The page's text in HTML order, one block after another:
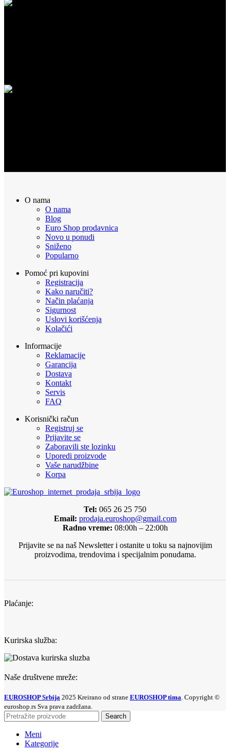
O nama
O nama
Blog
Euro Shop prodavnica
Novo u ponudi
Sniženo
Popularno
Pomoć pri kupovini
Registracija
Kako naručiti?
Način plaćanja
Sigurnost
Uslovi korišćenja
Kolačići
Informacije
Reklamacije
Garancija
Dostava
Kontakt
Servis
FAQ
Korisnički račun
Registruj se
Prijavite se
Zaboravili ste lozinku
Uporedi proizvode
Vaše narudžbine
Korpa
Tel: 065 26 25 750
Email: prodaja.euroshop@gmail.com
Radno vreme: 08:00h – 22:00h
Prijavite se na naš Newsletter i ostanite u toku sa najnovijim
proizvodima, trendovima i specijalnim ponudama.
Plaćanje:
Kurirska služba:
Naše društvene mreže:
EUROSHOP Srbija 2025 Kreirano od strane EUROSHOP tima. Copyright ©
euroshop.rs Sva prava zadržana.
Search
Meni
Kategorije